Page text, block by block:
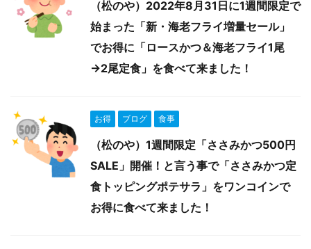
（松のや）2022年8月31日に1週間限定で
始まった「新・海老フライ増量セール」
でお得に「ロースかつ＆海老フライ1尾
→2尾定食」を食べて来ました！
お得 ブログ 食事
（松のや）1週間限定「ささみかつ500円
SALE」開催！と言う事で「ささみかつ定
食トッピングポテサラ」をワンコインで
お得に食べて来ました！